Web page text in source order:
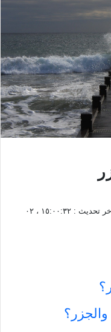
تحديث :
١٥:٠٠:٣٢ ، ٠٢